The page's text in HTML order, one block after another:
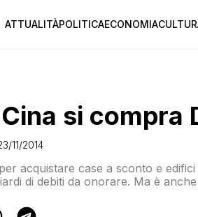
ATTUALITÀPOLITICAECONOMIA
si compra
11/2014
acquistare case a sconto e
di debiti da onorare. Ma è